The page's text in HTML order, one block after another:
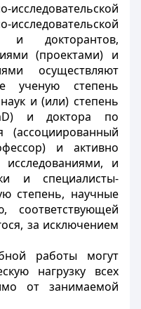
исследовательской
и докторантов,
(проектами) и
осуществляют
ученую степень
и (или) степень
и доктора по
и активно
и
и специалисты-
степень, научные
соответствующей
за исключением
работы могут
нагрузку всех
от занимаемой